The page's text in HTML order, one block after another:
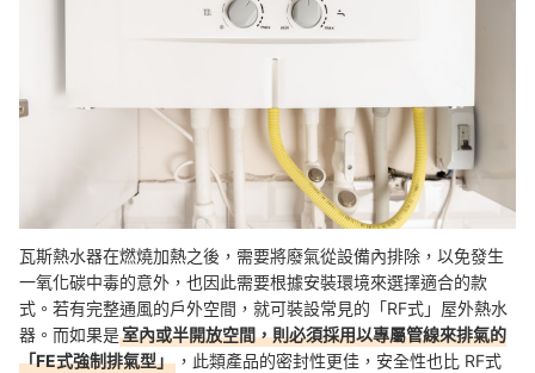
瓦斯熱水器在燃燒加熱之後，需要將廢氣從設備內排除，以免發生
一氧化碳中毒的意外，也因此需要根據安裝環境來選擇適合的款
式。若有完整通風的戶外空間，就可裝設常見的「RF式」屋外熱水
器。而如果是室內或半開放空間，則必須採用以專屬管線來排氣的
「FE式強制排氣型」 ，此類產品的密封性更佳，安全性也比 RF式